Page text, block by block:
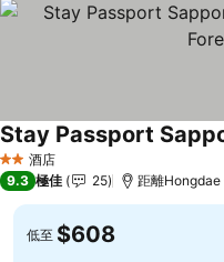
2 星級酒店
查看價格
9.3 極佳 25 距離Hongdae
低至 $608